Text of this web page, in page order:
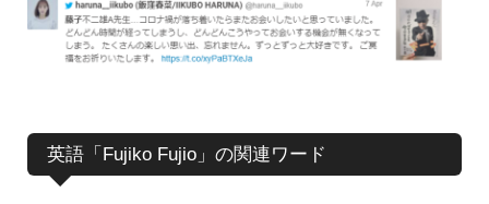
英語「Fujiko Fujio」の関連ワード